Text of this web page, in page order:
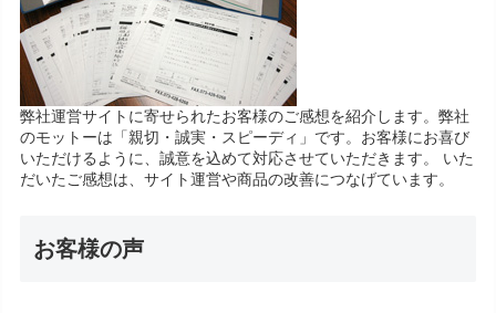
弊社運営サイトに寄せられたお客様のご感想を紹介します。弊社
のモットーは「親切・誠実・スピーディ」です。お客様にお喜び
いただけるように、誠意を込めて対応させていただきます。 いた
だいたご感想は、サイト運営や商品の改善につなげています。
お客様の声